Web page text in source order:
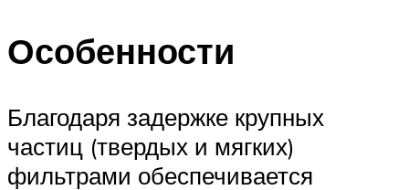
Особенности
Благодаря задержке крупных
частиц (твердых и мягких)
фильтрами обеспечивается